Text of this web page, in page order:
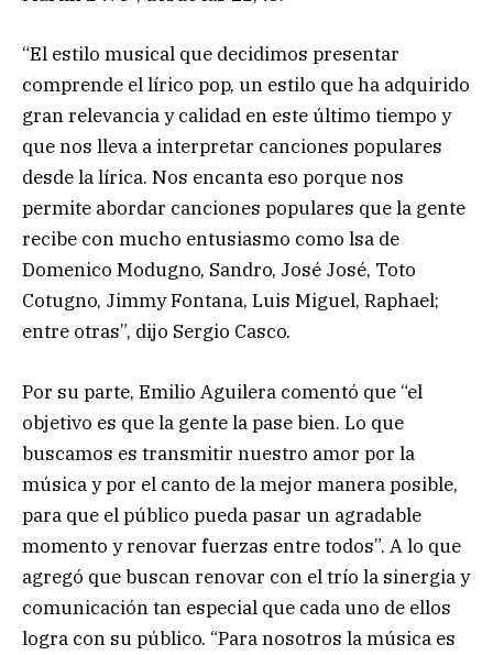
“El estilo musical que decidimos presentar
comprende el lírico pop, un estilo que ha adquirido
gran relevancia y calidad en este último tiempo y
que nos lleva a interpretar canciones populares
desde la lírica. Nos encanta eso porque nos
permite abordar canciones populares que la gente
recibe con mucho entusiasmo como lsa de
Domenico Modugno, Sandro, José José, Toto
Cotugno, Jimmy Fontana, Luis Miguel, Raphael;
entre otras”, dijo Sergio Casco.
Por su parte, Emilio Aguilera comentó que “el
objetivo es que la gente la pase bien. Lo que
buscamos es transmitir nuestro amor por la
música y por el canto de la mejor manera posible,
para que el público pueda pasar un agradable
momento y renovar fuerzas entre todos”. A lo que
agregó que buscan renovar con el trío la sinergia y
comunicación tan especial que cada uno de ellos
logra con su público. “Para nosotros la música es